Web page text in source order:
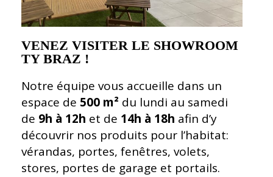
VENEZ VISITER LE SHOWROOM
TY BRAZ !
Notre équipe vous accueille dans un
espace de 500 m² du lundi au samedi
de 9h à 12h et de 14h à 18h afin d’y
découvrir nos produits pour l’habitat:
vérandas, portes, fenêtres, volets,
stores, portes de garage et portails.